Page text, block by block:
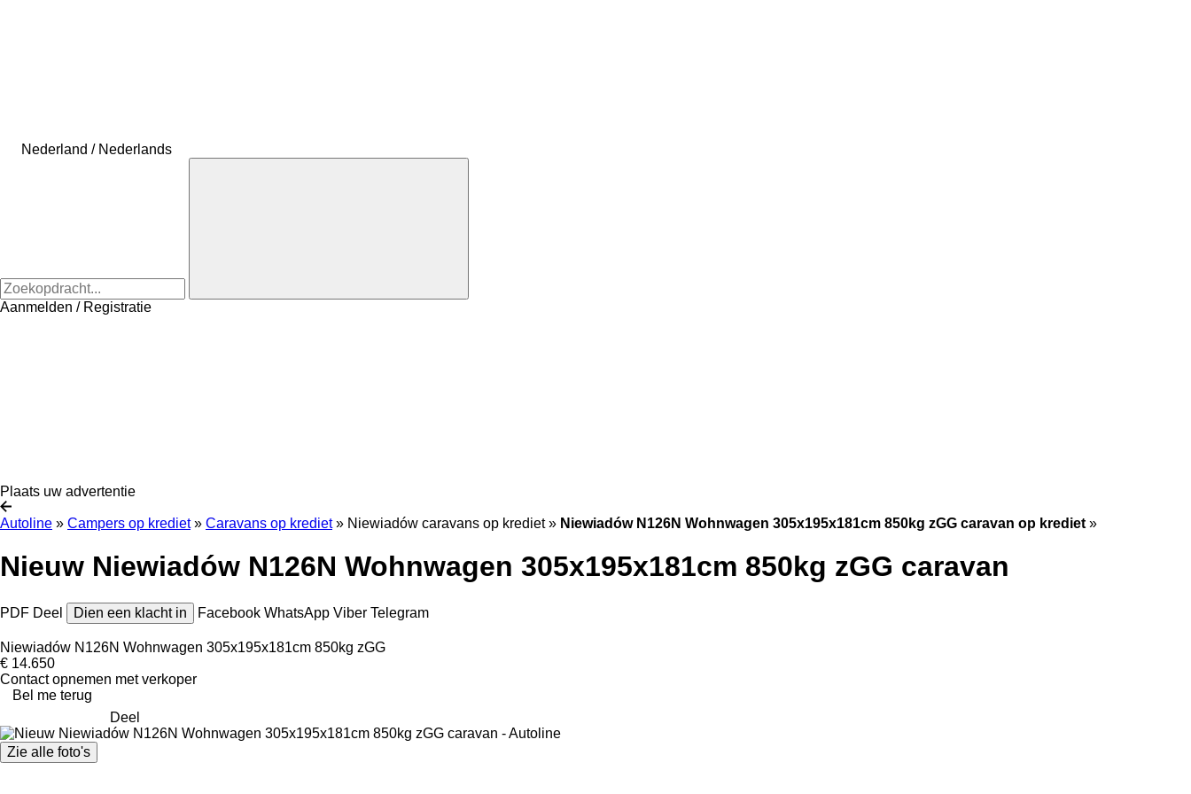
Nederland / Nederlands
Aanmelden / Registratie
Plaats uw advertentie
Autoline » Campers op krediet » Caravans op krediet » Niewiadów caravans op krediet » Niewiadów N126N Wohnwagen 305x195x181cm 850kg zGG caravan op krediet »
Nieuw Niewiadów N126N Wohnwagen 305x195x181cm 850kg zGG caravan
PDF Deel Dien een klacht in Facebook WhatsApp Viber Telegram
Niewiadów N126N Wohnwagen 305x195x181cm 850kg zGG
€ 14.650
Contact opnemen met verkoper
Bel me terug
Deel
Zie alle foto's